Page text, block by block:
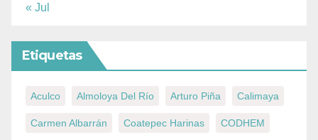
« Jul
Etiquetas
Aculco Almoloya Del Río Arturo Piña Calimaya
Carmen Albarrán Coatepec Harinas CODHEM